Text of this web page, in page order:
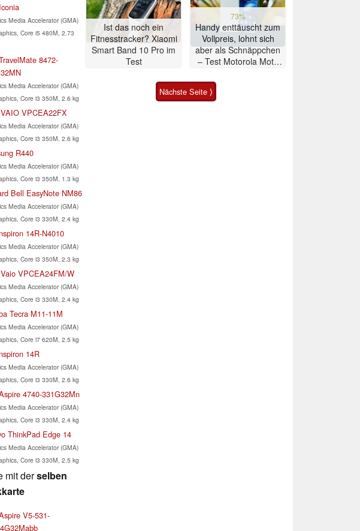
Media Accelerator (GMA)
Core i5 480M, 2.73
8472-
Media Accelerator (GMA)
Core i3 350M, 2.6 kg
VPCEA22FX
Media Accelerator (GMA)
Core i3 350M, 2.6 kg
R440
Media Accelerator (GMA)
Core i3 350M, 1.3 kg
Bell EasyNote NM86
Media Accelerator (GMA)
Core i3 330M, 2.4 kg
14R-N4010
Media Accelerator (GMA)
Core i3 350M, 2.3 kg
VPCEA24FM/W
Media Accelerator (GMA)
Core i3 330M, 2.4 kg
Tecra M11-11M
Media Accelerator (GMA)
Core i7 620M, 2.5 kg
14R
Media Accelerator (GMA)
Core i3 330M, 2.6 kg
4740-331G32Mn
Media Accelerator (GMA)
Core i3 330M, 2.4 kg
ThinkPad Edge 14
Media Accelerator (GMA)
Core i3 330M, 2.5 kg
mit derselben
V5-531-
Ist das noch ein
Fitnesstracker? Xiaomi
Smart Band 10 Pro im
Test
73%
Handy enttäuscht zum
Vollpreis, lohnt sich
aber als Schnäppchen
– Test Motorola Moto
Nächste Seite ⟩